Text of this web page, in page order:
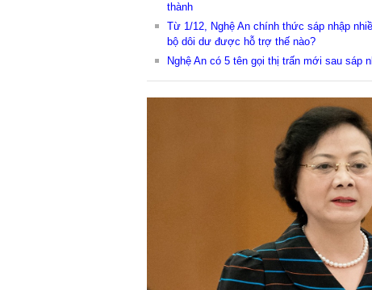
thành
Từ 1/12, Nghệ An chính thức sáp nhập
bộ dôi dư được hỗ trợ thế nào?
Nghệ An có 5 tên gọi thị trấn mới sau sáp